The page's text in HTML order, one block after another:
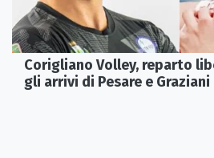
Corigliano Volley, reparto
gli arrivi di Pesare e Graziani